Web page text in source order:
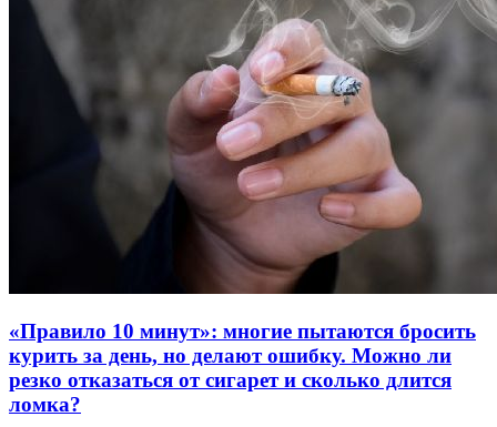
«Правило 10 минут»: многие пытаются бросить
курить за день, но делают ошибку. Можно ли
резко отказаться от сигарет и сколько длится
ломка?